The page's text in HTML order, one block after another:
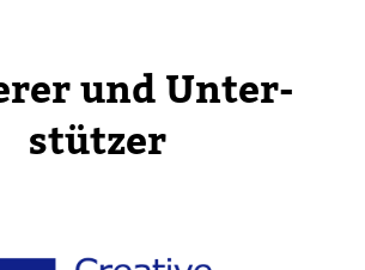
und Unter­
stützer